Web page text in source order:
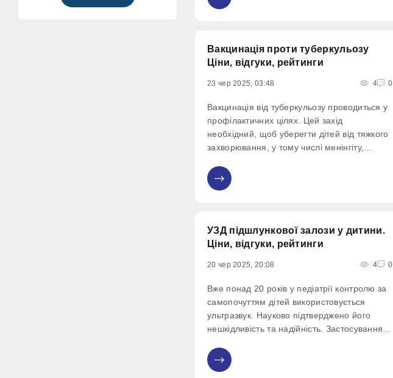
Вакцинація проти туберкульозу
Ціни, відгуки, рейтинги
23 чер 2025, 03:48 4 0
Вакцинація від туберкульозу проводиться у
профілактичних цілях. Цей захід
необхідний, щоб уберегти дітей від тяжкого
захворювання, у тому числі менінгіту,
Процедура проводиться у медзакладі
професійним лікарем виключно після
УЗД підшлункової залози у дитини.
Ціни, відгуки, рейтинги
20 чер 2025, 20:08 4 0
Вже понад 20 років у педіатрії контролю за
самопочуттям дітей використовується
ультразвук. Науково підтверджено його
нешкідливість та надійність. Застосування
особливо важливо для дітей.